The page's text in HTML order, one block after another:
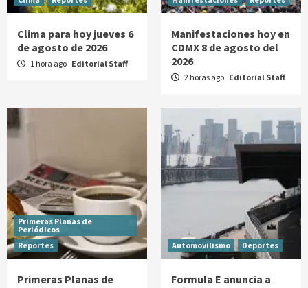
Clima para hoy jueves 6
de agosto de 2026
1 hora ago Editorial Staff
Manifestaciones hoy en
CDMX 8 de agosto del
2026
2 horas ago Editorial Staff
Primeras Planas de
Periódicos
Reportes
Primeras Planas de
Automovilismo Deportes
Formula E anuncia a